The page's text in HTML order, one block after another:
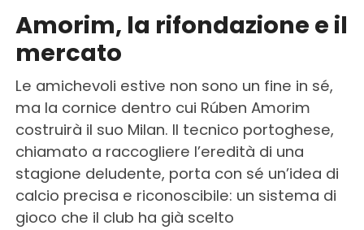
Amorim, la rifondazione e il
mercato
Le amichevoli estive non sono un fine in sé,
ma la cornice dentro cui Rúben Amorim
costruirà il suo Milan. Il tecnico portoghese,
chiamato a raccogliere l’eredità di una
stagione deludente, porta con sé un’idea di
calcio precisa e riconoscibile: un sistema di
gioco che il club ha già scelto